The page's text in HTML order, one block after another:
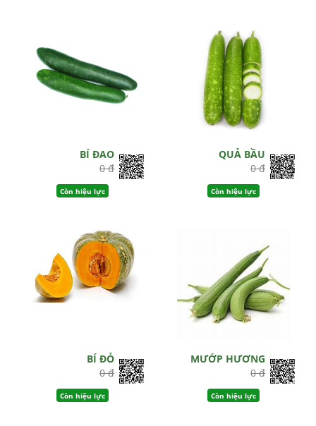
BÍ ĐAO
0 đ
Còn hiệu lực
QUẢ BẦU
0 đ
Còn hiệu lực
BÍ ĐỎ
0 đ
Còn hiệu lực
MƯỚP HƯƠNG
0 đ
Còn hiệu lực